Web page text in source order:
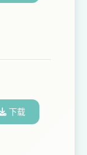
下载